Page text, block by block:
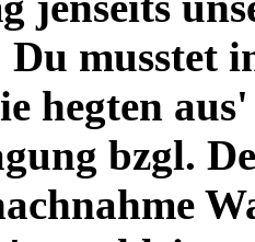
Du musstet
hegten
bzgl.